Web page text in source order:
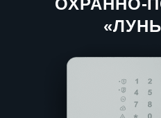
ОХРАННО-